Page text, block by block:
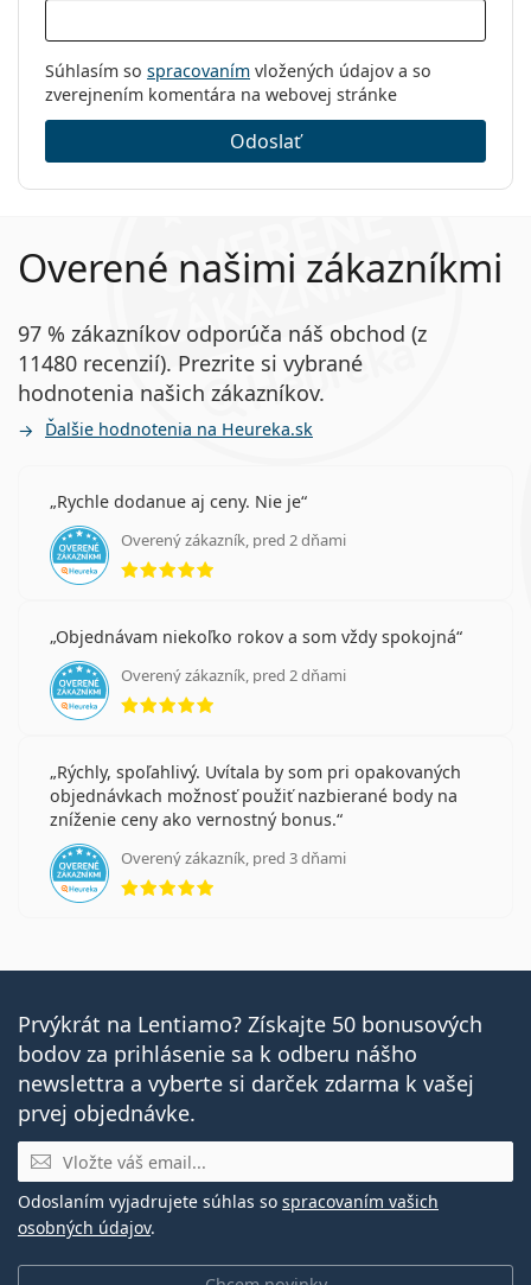
Súhlasím so spracovaním vložených údajov a so
zverejnením komentára na webovej stránke
Odoslať
Overené našimi zákazníkmi
97 % zákazníkov odporúča náš obchod (z
11480 recenzií). Prezrite si vybrané
hodnotenia našich zákazníkov.
Ďalšie hodnotenia na Heureka.sk
Rychle dodanue aj ceny. Nie je
Overený zákazník, pred 2 dňami
hodnotenie 5 z 5
Objednávam niekoľko rokov a som vždy spokojná
Overený zákazník, pred 2 dňami
hodnotenie 5 z 5
Rýchly, spoľahlivý. Uvítala by som pri opakovaných
objednávkach možnosť použiť nazbierané body na
zníženie ceny ako vernostný bonus.
Overený zákazník, pred 3 dňami
hodnotenie 5 z 5
Prvýkrát na Lentiamo? Získajte 50 bonusových
bodov za prihlásenie sa k odberu nášho
newslettra a vyberte si darček zdarma k vašej
prvej objednávke.
E-mail
Odoslaním vyjadrujete súhlas so spracovaním vašich
osobných údajov.